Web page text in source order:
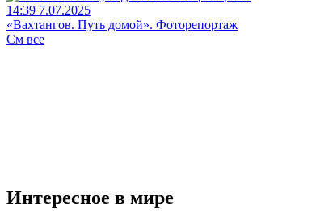
14:39 7.07.2025
«Вахтангов. Путь домой». Фоторепортаж
См все
Интересное в мире